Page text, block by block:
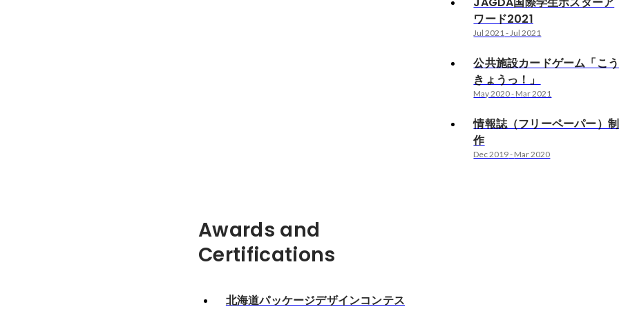
ワード2021
Jul 2021 - Jul 2021
公共施設カードゲーム「こう
きょうっ！」
May 2020- Mar 2021
情報誌（フリーペーパー）制
作
Dec 2019- Mar 2020
Awards and
Certifications
北海道パッケージデザインコンテス